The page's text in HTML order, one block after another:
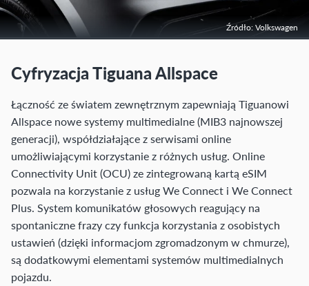
Źródło: Volkswagen
Cyfryzacja Tiguana Allspace
Łączność ze światem zewnętrznym zapewniają Tiguanowi
Allspace nowe systemy multimedialne (MIB3 najnowszej
generacji), współdziałające z serwisami online
umożliwiającymi korzystanie z różnych usług. Online
Connectivity Unit (OCU) ze zintegrowaną kartą eSIM
pozwala na korzystanie z usług We Connect i We Connect
Plus. System komunikatów głosowych reagujący na
spontaniczne frazy czy funkcja korzystania z osobistych
ustawień (dzięki informacjom zgromadzonym w chmurze),
są dodatkowymi elementami systemów multimedialnych
pojazdu.